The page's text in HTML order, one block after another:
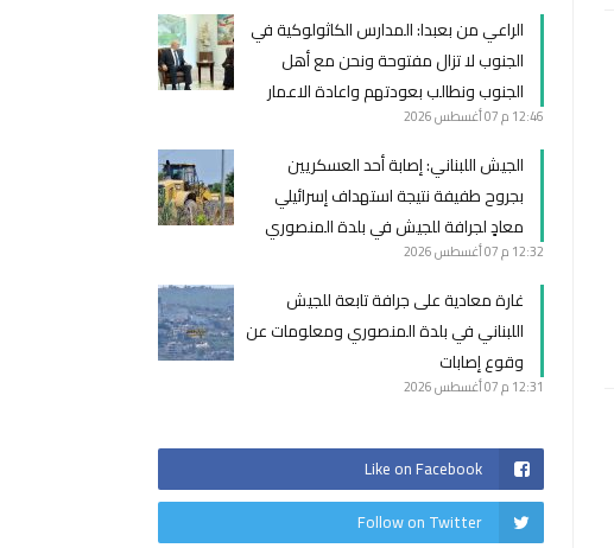
الراعي من بعبدا: المدارس الكاثولوكية في
الجنوب لا تزال مفتوحة ونحن مع أهل
الجنوب ونطالب بعودتهم واعادة الاعمار
12:46 م 07 أغسطس 2026
الجيش اللبناني: ‏إصابة أحد العسكريين
بجروح طفيفة نتيجة استهداف إسرائيلي
معادٍ لجرافة للجيش في بلدة المنصوري
12:32 م 07 أغسطس 2026
غارة معادية على جرافة تابعة للجيش
اللبناني في بلدة المنصوري ومعلومات عن
وقوع إصابات
12:31 م 07 أغسطس 2026
Like on Facebook
Follow on Twitter